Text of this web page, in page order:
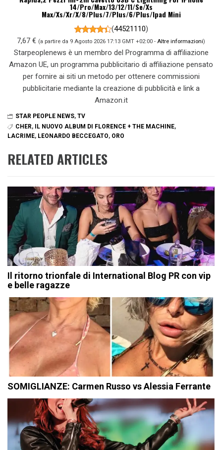
14/Pro/Max/13/12/11/Se/Xs
Max/Xs/Xr/X/8/Plus/7/Plus/6/Plus/Ipad Mini
(44521110)
7,67 € (a partire da 9 Agosto 2026 17:13 GMT +02:00 - Altre informazioni)
Starpeoplenews è un membro del Programma di affiliazione
Amazon UE, un programma pubblicitario di affiliazione pensato
per fornire ai siti un metodo per ottenere commissioni
pubblicitarie mediante la creazione di pubblicità e link a
Amazon.it
STAR PEOPLE NEWS, TV
CHER, IL NUOVO ALBUM DI FLORENCE + THE MACHINE,
LACRIME, LEONARDO BECCEGATO, ORO
RELATED ARTICLES
Il ritorno trionfale di International Blog PR con vip
e belle ragazze
SOMIGLIANZE: Carmen Russo vs Alessia Ferrante